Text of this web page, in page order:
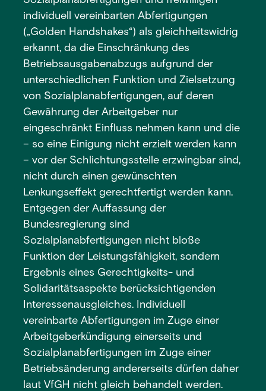
individuell vereinbarten Abfertigungen
(„Golden Handshakes“) als gleichheitswidrig
erkannt, da die Einschränkung des
Betriebsausgabenabzugs aufgrund der
unterschiedlichen Funktion und Zielsetzung
von Sozialplanabfertigungen, auf deren
Gewährung der Arbeitgeber nur
eingeschränkt Einfluss nehmen kann und die
– so eine Einigung nicht erzielt werden kann
– vor der Schlichtungsstelle erzwingbar sind,
nicht durch einen gewünschten
Lenkungseffekt gerechtfertigt werden kann.
Entgegen der Auffassung der
Bundesregierung sind
Sozialplanabfertigungen nicht bloße
Funktion der Leistungsfähigkeit, sondern
Ergebnis eines Gerechtigkeits- und
Solidaritätsaspekte berücksichtigenden
Interessenausgleiches. Individuell
vereinbarte Abfertigungen im Zuge einer
Arbeitgeberkündigung einerseits und
Sozialplanabfertigungen im Zuge einer
Betriebsänderung andererseits dürfen daher
laut VfGH nicht gleich behandelt werden.